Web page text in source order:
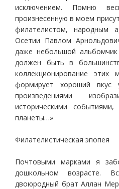
исключением. Помню
произнесенную в моем
филателистом, народным
Осетии Павлом
даже небольшой
должен быть в
коллекционирование этих
формирует хороший
произведениями
историческими
планеты…»
Филателистическая эпопея
Почтовыми марками я
дошкольном возрасте.
двоюродный брат Аллан